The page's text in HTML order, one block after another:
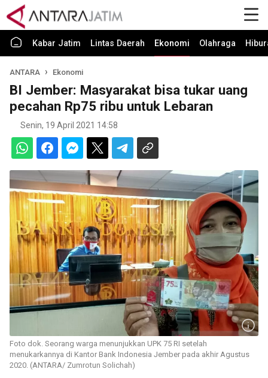
Kabar Jatim Lintas Daerah Ekonomi Olahraga
ANTARA Ekonomi
BI Jember: Masyarakat bisa tukar uang
pecahan Rp75 ribu untuk Lebaran
Senin, 19 April 2021 14:58
Foto dok. Seorang warga menunjukkan UPK 75 RI setelah
menukarkannya di Kantor Bank Indonesia Jember pada akhir Agustus
2020. (ANTARA/ Zumrotun Solichah)